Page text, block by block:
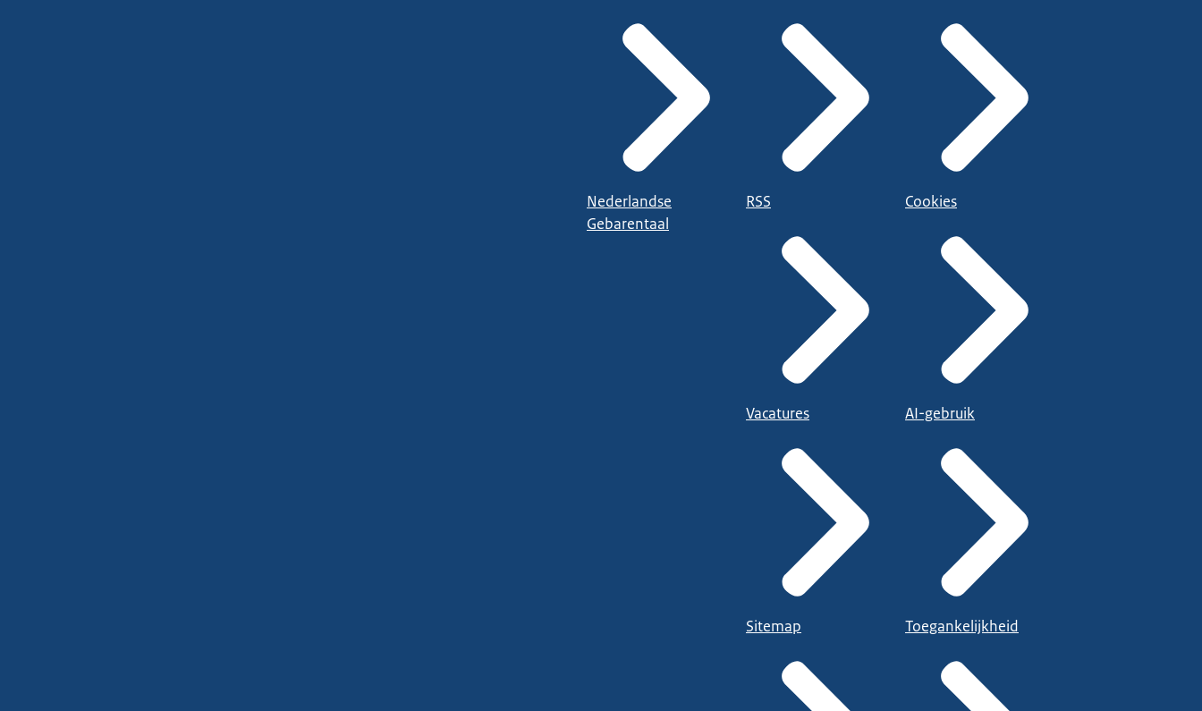
Nederlandse
Gebarentaal
RSS
Vacatures
Sitemap
Cookies
AI-gebruik
Toegankelijkheid